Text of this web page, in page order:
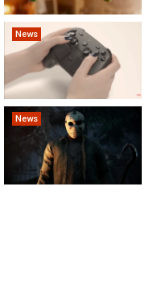
News
News